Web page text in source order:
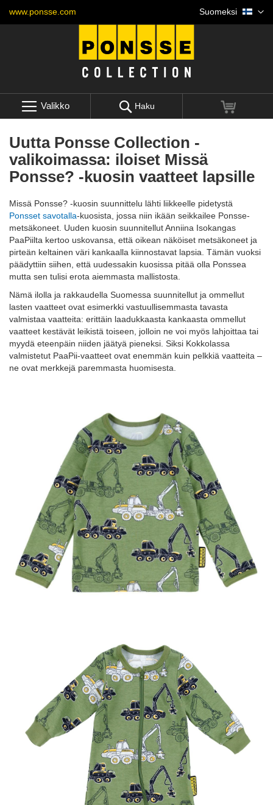
www.ponsse.com
to
Kieli
Suomeksi
Valikko Haku Ostoskori
Uutta Ponsse Collection -
valikoimassa: iloiset Missä
Ponsse? -kuosin vaatteet lapsille
Missä Ponsse? -kuosin suunnittelu lähti liikkeelle pidetystä
Ponsset savotalla-kuosista, jossa niin ikään seikkailee Ponsse-
metsäkoneet. Uuden kuosin suunnitellut Anniina Isokangas
PaaPiilta kertoo uskovansa, että oikean näköiset metsäkoneet ja
pirteän keltainen väri kankaalla kiinnostavat lapsia. Tämän vuoksi
päädyttiin siihen, että uudessakin kuosissa pitää olla Ponssea
mutta sen tulisi erota aiemmasta mallistosta.
Nämä ilolla ja rakkaudella Suomessa suunnitellut ja ommellut
lasten vaatteet ovat esimerkki vastuullisemmasta tavasta
valmistaa vaatteita: erittäin laadukkaasta kankaasta ommellut
vaatteet kestävät leikistä toiseen, jolloin ne voi myös lahjoittaa tai
myydä eteenpäin niiden jäätyä pieneksi. Siksi Kokkolassa
valmistetut PaaPii-vaatteet ovat enemmän kuin pelkkiä vaatteita –
ne ovat merkkejä paremmasta huomisesta.